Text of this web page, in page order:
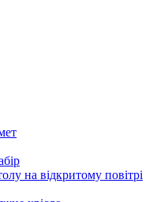
на відкритому повітрі